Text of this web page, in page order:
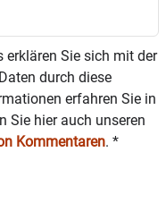
erklären Sie sich mit der
durch diese
erfahren Sie in
Sie hier auch unseren
Kommentaren. *